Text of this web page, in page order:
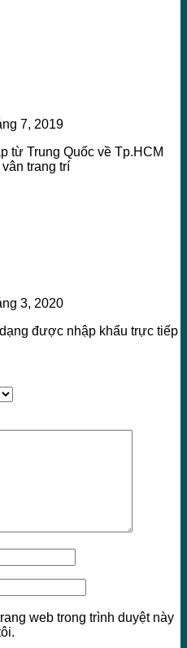
7, 2019
từ Trung Quốc về Tp.HCM
trang trí
3, 2020
được nhập khẩu trực tiếp
web trong trình duyệt này